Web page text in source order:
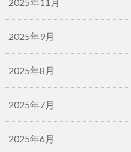
2025年9月
2025年8月
2025年7月
2025年6月